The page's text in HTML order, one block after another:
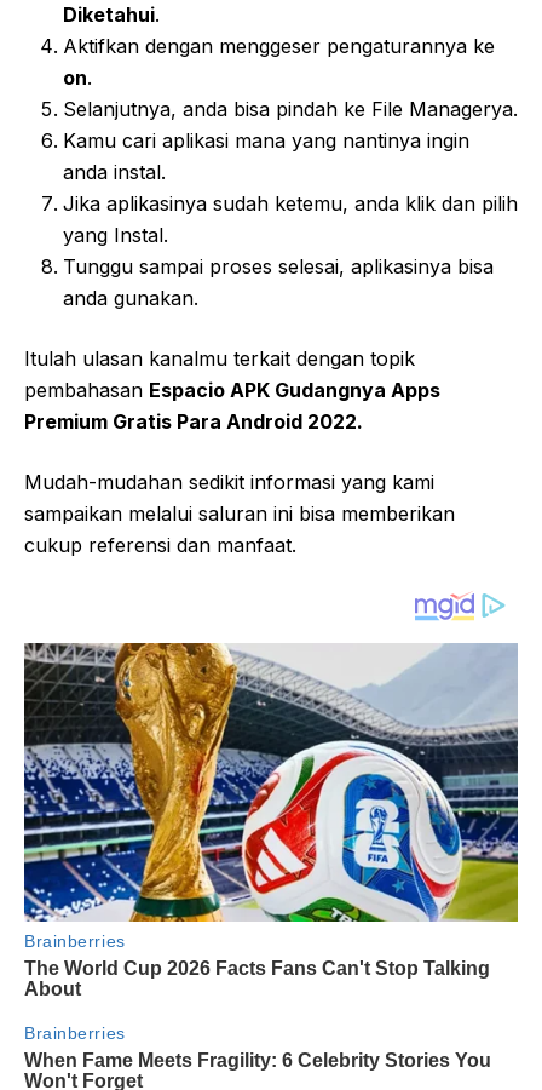
Diketahui.
Aktifkan dengan menggeser pengaturannya ke
on.
Selanjutnya, anda bisa pindah ke File Managerya.
Kamu cari aplikasi mana yang nantinya ingin
anda instal.
Jika aplikasinya sudah ketemu, anda klik dan pilih
yang Instal.
Tunggu sampai proses selesai, aplikasinya bisa
anda gunakan.
Itulah ulasan kanalmu terkait dengan topik
pembahasan Espacio APK Gudangnya Apps
Premium Gratis Para Android 2022.
Mudah-mudahan sedikit informasi yang kami
sampaikan melalui saluran ini bisa memberikan
cukup referensi dan manfaat.